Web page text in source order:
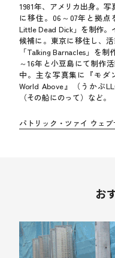
1981年、アメリカ出身。
に移住。06～07年と拠
Little Dead Dick」を制作。
候補に。東京に移住し、活
「Talking Barnacles」を
～16年と小豆島にて制作
中。主な写真集に『モダ
World Above』（うかぶ
（その船にのって）など。
パトリック・ツァイ ウェブ
お